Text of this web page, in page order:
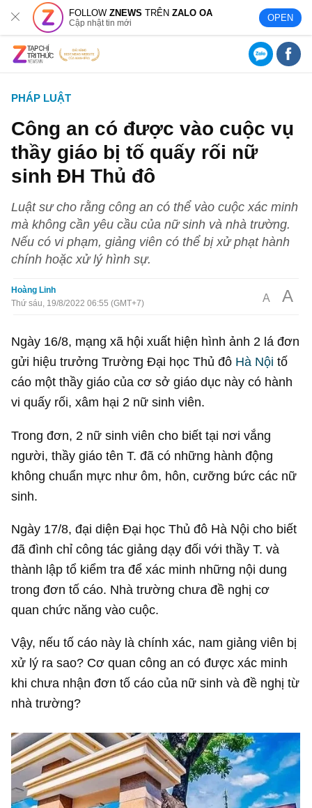
FOLLOWZNEWS TRÊNZALO OA
Cập nhật tin mới OPEN
PHÁP LUẬT
Công an có được vào cuộc vụ
thầy giáo bị tố quấy rối nữ
sinh ĐH Thủ đô
Luật sư cho rằng công an có thể vào cuộc xác minh
mà không cần yêu cầu của nữ sinh và nhà trường.
Nếu có vi phạm, giảng viên có thể bị xử phạt hành
chính hoặc xử lý hình sự.
Hoàng Linh
Thứ sáu, 19/8/2022 06:55 (GMT+7)
A A
Ngày 16/8, mạng xã hội xuất hiện hình ảnh 2 lá đơn
gửi hiệu trưởng Trường Đại học Thủ đô Hà Nội tố
cáo một thầy giáo của cơ sở giáo dục này có hành
vi quấy rối, xâm hại 2 nữ sinh viên.
Trong đơn, 2 nữ sinh viên cho biết tại nơi vắng
người, thầy giáo tên T. đã có những hành động
không chuẩn mực như ôm, hôn, cưỡng bức các nữ
sinh.
Ngày 17/8, đại diện Đại học Thủ đô Hà Nội cho biết
đã đình chỉ công tác giảng dạy đối với thầy T. và
thành lập tổ kiểm tra để xác minh những nội dung
trong đơn tố cáo. Nhà trường chưa đề nghị cơ
quan chức năng vào cuộc.
Vậy, nếu tố cáo này là chính xác, nam giảng viên bị
xử lý ra sao? Cơ quan công an có được xác minh
khi chưa nhận đơn tố cáo của nữ sinh và đề nghị từ
nhà trường?